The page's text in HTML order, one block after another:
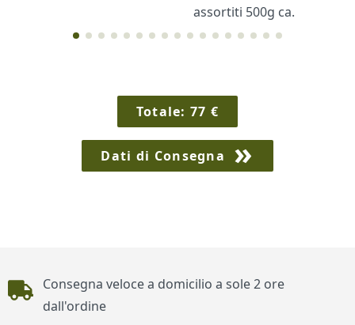
assortiti 500g ca.
Totale:77 €
Dati di Consegna
Piè di pagina
Consegna veloce a domicilio a sole 2 ore
dall'ordine